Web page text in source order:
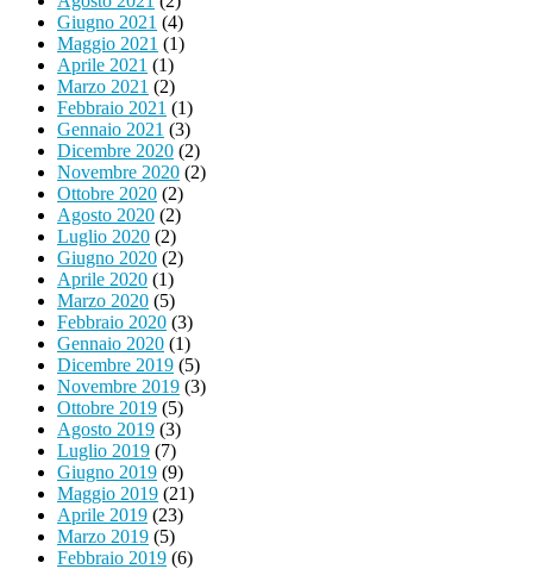
Giugno 2021 (4)
Maggio 2021 (1)
Aprile 2021 (1)
Marzo 2021 (2)
Febbraio 2021 (1)
Gennaio 2021 (3)
Dicembre 2020 (2)
Novembre 2020 (2)
Ottobre 2020 (2)
Agosto 2020 (2)
Luglio 2020 (2)
Giugno 2020 (2)
Aprile 2020 (1)
Marzo 2020 (5)
Febbraio 2020 (3)
Gennaio 2020 (1)
Dicembre 2019 (5)
Novembre 2019 (3)
Ottobre 2019 (5)
Agosto 2019 (3)
Luglio 2019 (7)
Giugno 2019 (9)
Maggio 2019 (21)
Aprile 2019 (23)
Marzo 2019 (5)
Febbraio 2019 (6)